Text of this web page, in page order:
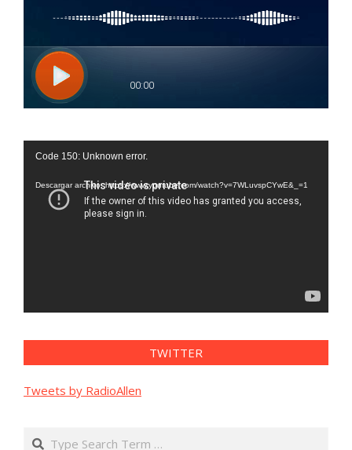
Reproductor
vídeo
Code 150: Unknown error.
Descargar archivo: https://www.youtube.com/watch?v=7WLuvspCYwE&_=1
TWITTER
Tweets by RadioAllen
Search